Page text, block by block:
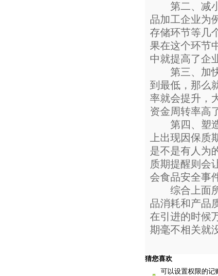
第二、减小
品加工企业为
存储环节等几
果在这个环节
中就提高了企
第三、加快
到最低，那么
率就会提升，
资金周转率高
第四、塑造
上出现因保
是不是有人为
质期提醒则会
会食品安全事
综合上面所
品消耗和产品
在引进的时候
期毫不相关就
猜您喜欢
可以设置权限的记